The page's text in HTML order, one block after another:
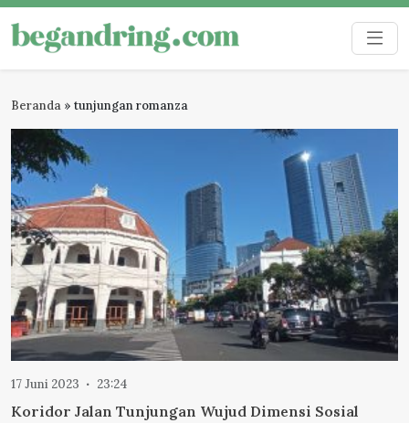
Skip
to
content
Begandring
Menjaga ingatan untuk masa depan
Beranda » tunjungan romanza
17 Juni 2023 23:24
Koridor Jalan Tunjungan Wujud Dimensi Sosial